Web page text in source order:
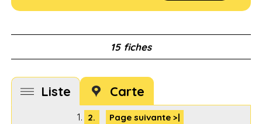
15 fiches
Liste Carte
1. 2. Page suivante >|